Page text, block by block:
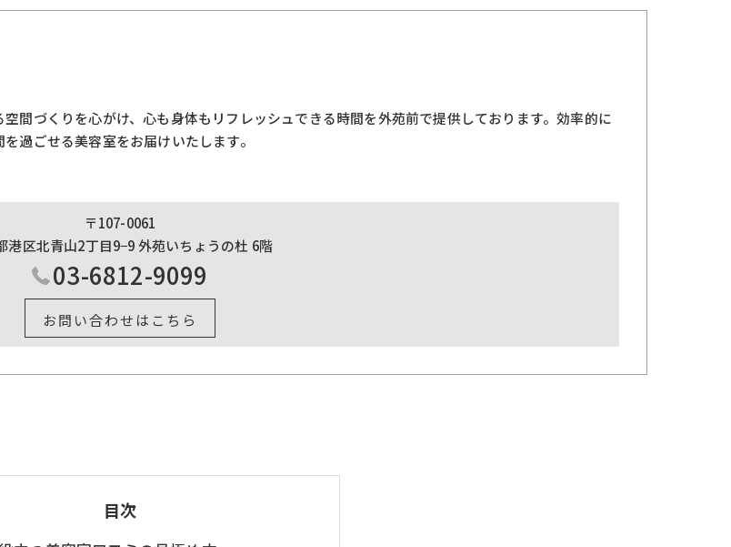
間づくりを心がけ、心も身体もリフレッシュできる時間を外苑前で提供しております。効率的に
過ごせる美容室をお届けいたします。
〒107-0061
港区北青山2丁目9−9 外苑いちょうの杜 6階
03-6812-9099
お問い合わせはこちら
目次